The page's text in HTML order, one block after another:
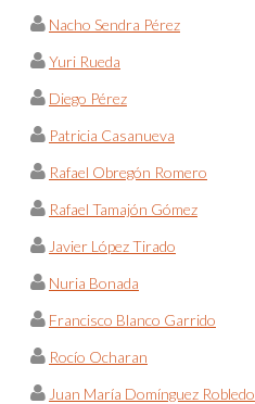
Nacho Sendra Pérez
Yuri Rueda
Diego Pérez
Patricia Casanueva
Rafael Obregón Romero
Rafael Tamajón Gómez
Javier López Tirado
Nuria Bonada
Francisco Blanco Garrido
Rocío Ocharan
Juan María Domínguez Robledo